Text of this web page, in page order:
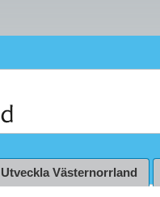
Utveckla Västernorrland